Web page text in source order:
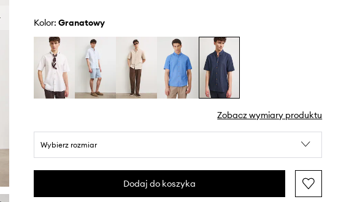
Kolor: granatowy
Zobacz wymiary produktu
Wybierz rozmiar
Dodaj do koszyka